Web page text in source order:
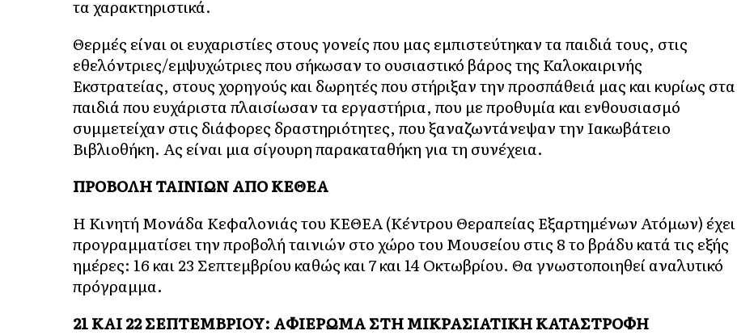
τα χαρακτηριστικά.
Θερμές είναι οι ευχαριστίες στους γονείς που μας εμπιστεύτηκαν τα παιδιά τους, στις
εθελόντριες/εμψυχώτριες που σήκωσαν το ουσιαστικό βάρος της Καλοκαιρινής
Εκστρατείας, στους χορηγούς και δωρητές που στήριξαν την προσπάθειά μας και κυρίως στα
παιδιά που ευχάριστα πλαισίωσαν τα εργαστήρια, που με προθυμία και ενθουσιασμό
συμμετείχαν στις διάφορες δραστηριότητες, που ξαναζωντάνεψαν την Ιακωβάτειο
Βιβλιοθήκη. Ας είναι μια σίγουρη παρακαταθήκη για τη συνέχεια.
ΠΡΟΒΟΛΗ ΤΑΙΝΙΩΝ ΑΠΟ ΚΕΘΕΑ
Η Κινητή Μονάδα Κεφαλονιάς του ΚΕΘΕΑ (Κέντρου Θεραπείας Εξαρτημένων Ατόμων) έχει
προγραμματίσει την προβολή ταινιών στο χώρο του Μουσείου στις 8 το βράδυ κατά τις εξής
ημέρες: 16 και 23 Σεπτεμβρίου καθώς και 7 και 14 Οκτωβρίου. Θα γνωστοποιηθεί αναλυτικό
πρόγραμμα.
21 ΚΑΙ 22 ΣΕΠΤΕΜΒΡΙΟΥ: ΑΦΙΕΡΩΜΑ ΣΤΗ ΜΙΚΡΑΣΙΑΤΙΚΗ ΚΑΤΑΣΤΡΟΦΗ